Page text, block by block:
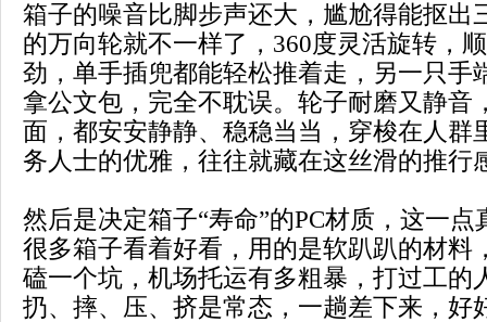
箱子的噪音比脚步声还大，尴尬得能抠出
的万向轮就不一样了，360度灵活旋转，
劲，单手插兜都能轻松推着走，另一只手
拿公文包，完全不耽误。轮子耐磨又静音
面，都安安静静、稳稳当当，穿梭在人群
务人士的优雅，往往就藏在这丝滑的推行
然后是决定箱子“寿命”的PC材质，这一
很多箱子看着好看，用的是软趴趴的材料
磕一个坑，机场托运有多粗暴，打过工的
扔、摔、压、挤是常态，一趟差下来，好